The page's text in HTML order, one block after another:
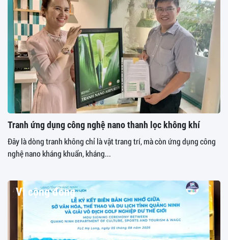
Tranh ứng dụng công nghệ nano thanh lọc không khí
Đây là dòng tranh không chỉ là vật trang trí, mà còn ứng dụng công
nghệ nano kháng khuẩn, kháng...
Vì cộng đồng